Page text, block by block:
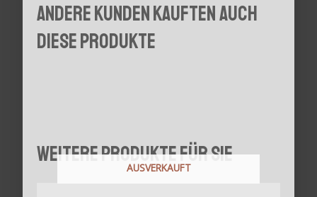
Andere Kunden kauften auch
diese Produkte
Weitere Produkte für Sie
AUSVERKAUFT